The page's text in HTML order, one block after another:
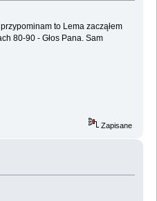
to Lema zacząłem
80-90 - Głos Pana. Sam
Zapisane